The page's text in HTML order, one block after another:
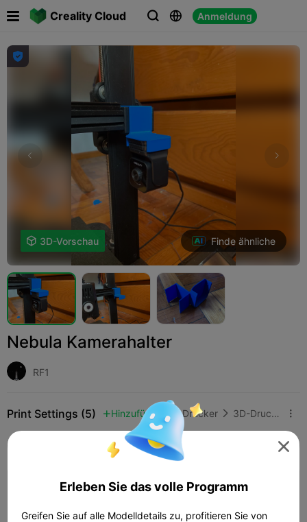
Creality Cloud   Anmeldung
 

 3D-Vorschau Finde ähnliche
Nebula Kamerahalter
RF1
Print Settings (5)  Hinzufügen 3D-Drucker  3D-Drucker-Teile 
K2 Plus K2 Pro
0,2 mm Schichthöhe, 2 Wände, 15%

Erleben Sie das volle Programm
Greifen Sie auf alle Modelldetails zu, profitieren Sie von